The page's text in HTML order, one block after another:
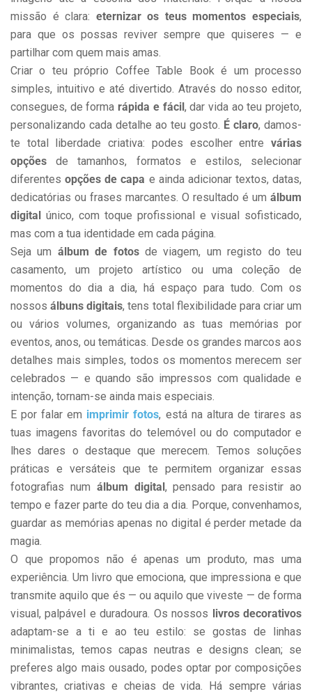
missão é clara: eternizar os teus momentos especiais,
para que os possas reviver sempre que quiseres — e
partilhar com quem mais amas.
Criar o teu próprio Coffee Table Book é um processo
simples, intuitivo e até divertido. Através do nosso editor,
consegues, de forma rápida e fácil, dar vida ao teu projeto,
personalizando cada detalhe ao teu gosto. É claro, damos-
te total liberdade criativa: podes escolher entre várias
opções de tamanhos, formatos e estilos, selecionar
diferentesopções de capa e ainda adicionar textos, datas,
dedicatórias ou frases marcantes. O resultado é um álbum
digital único, com toque profissional e visual sofisticado,
mas com a tua identidade em cada página.
Seja um álbum de fotosde viagem, um registo do teu
casamento, um projeto artístico ou uma coleção de
momentos do dia a dia, há espaço para tudo. Com os
nossosálbuns digitais, tens total flexibilidade para criar um
ou vários volumes, organizando as tuas memórias por
eventos, anos, ou temáticas. Desde os grandes marcos aos
detalhes mais simples, todos os momentos merecem ser
celebrados — e quando são impressos com qualidade e
intenção, tornam-se ainda mais especiais.
E por falar em imprimir fotos, está na altura de tirares as
tuas imagens favoritas do telemóvel ou do computador e
lhes dares o destaque que merecem. Temos soluções
práticas e versáteis que te permitem organizar essas
fotografias num álbum digital, pensado para resistir ao
tempo e fazer parte do teu dia a dia. Porque, convenhamos,
guardar as memórias apenas no digital é perder metade da
magia.
O que propomos não é apenas um produto, mas uma
experiência. Um livro que emociona, que impressiona e que
transmite aquilo que és — ou aquilo que viveste — de forma
visual, palpável e duradoura. Os nossos livros decorativos
adaptam-se a ti e ao teu estilo: se gostas de linhas
minimalistas, temos capas neutras e designs clean; se
preferes algo mais ousado, podes optar por composições
vibrantes, criativas e cheias de vida. Há sempre várias